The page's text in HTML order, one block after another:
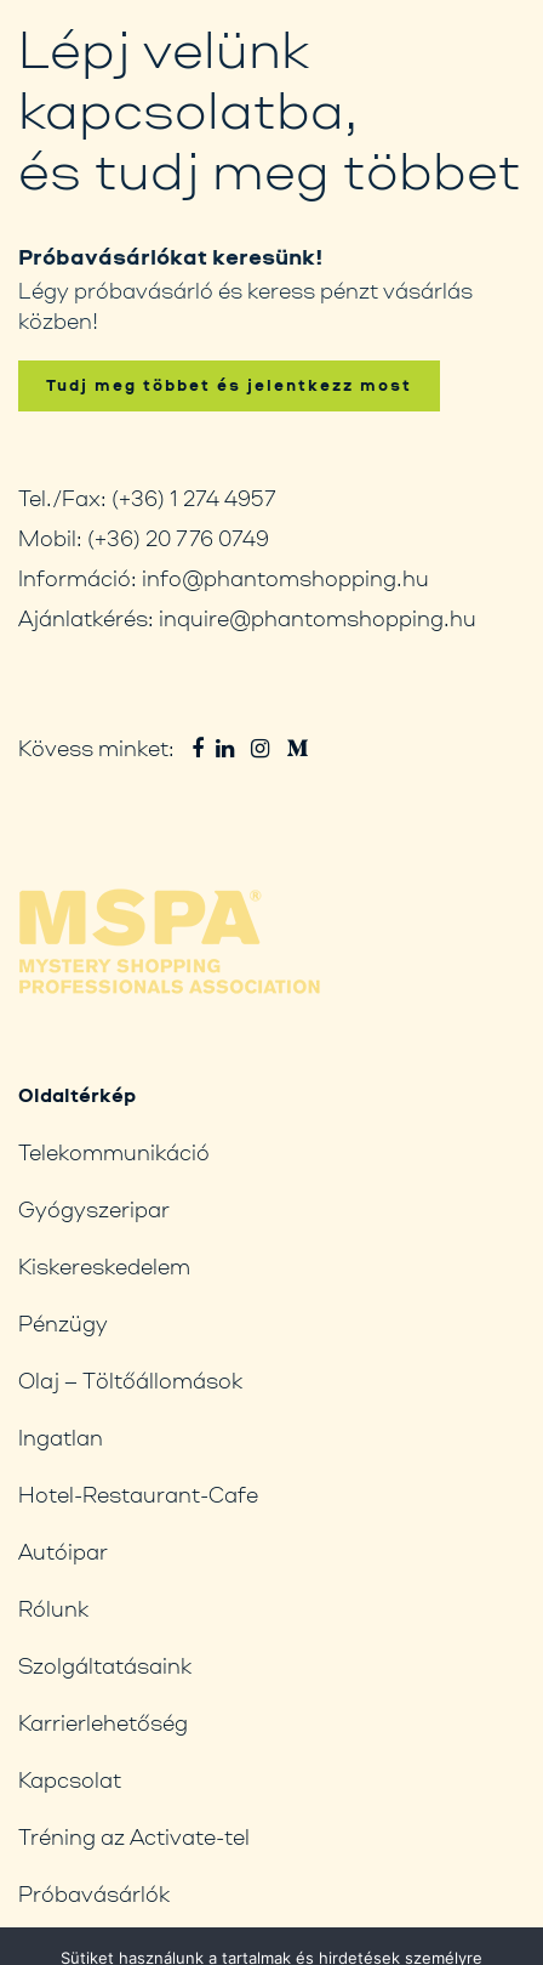
Lépj velünk
kapcsolatba,
és tudj meg többet
Próbavásárlókat keresünk!
Légy próbavásárló és keress pénzt vásárlás
közben!
Tudj meg többet és jelentkezz most
Tel./Fax: (+36) 1 274 4957
Mobil: (+36) 20 776 0749
Információ: info@phantomshopping.hu
Ajánlatkérés: inquire@phantomshopping.hu
Kövess minket:
Oldaltérkép
Telekommunikáció
Gyógyszeripar
Kiskereskedelem
Pénzügy
Olaj – Töltőállomások
Ingatlan
Hotel-Restaurant-Cafe
Autóipar
Rólunk
Szolgáltatásaink
Karrierlehetőség
Kapcsolat
Tréning az Activate-tel
Próbavásárlók
BlogSütiket használunk a tartalmak és hirdetések személyre